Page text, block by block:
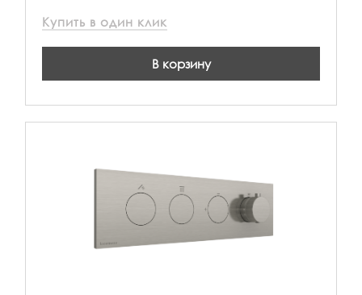
Купить в один клик
В корзину